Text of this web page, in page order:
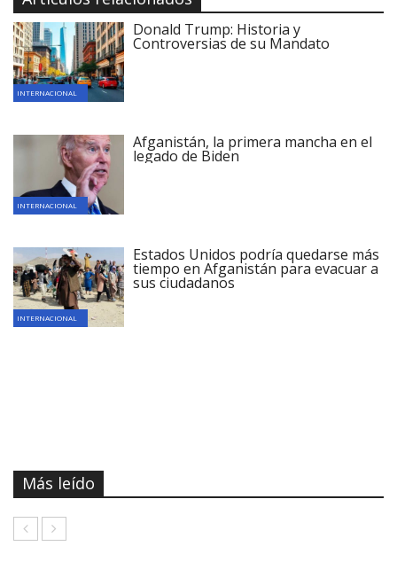
INTERNACIONAL
Donald Trump: Historia y
Controversias de su Mandato
INTERNACIONAL
Afganistán, la primera mancha en el
legado de Biden
INTERNACIONAL
Estados Unidos podría quedarse más
tiempo en Afganistán para evacuar a
sus ciudadanos
Más leído